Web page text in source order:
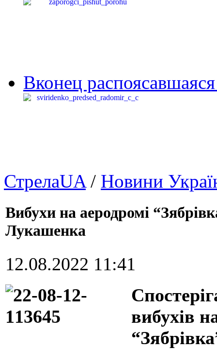
Вконец
СтрелаUA/ Новини
Вибухи на аеродромі
Лукашенка
12.08.2022 11:41
вибухів